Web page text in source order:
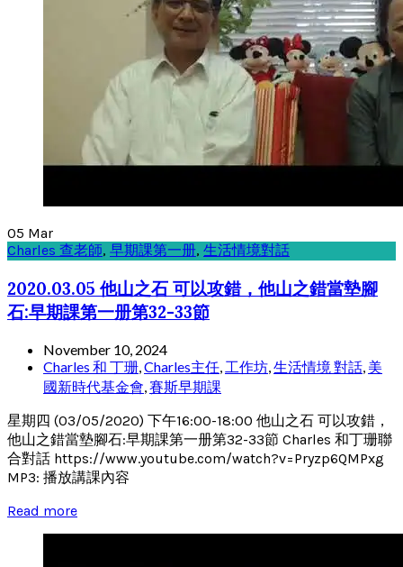
05 Mar
Charles 查老師, 早期課第一册, 生活情境對話
2020.03.05 他山之石 可以攻錯，他山之錯當墊腳
石:早期課第一册第32-33節
November 10, 2024
Charles 和 丁珊,Charles主任, 工作坊,生活情境 對話, 美
國新時代基金會,賽斯早期課
星期四 (03/05/2020) 下午16:00-18:00 他山之石 可以攻錯，
他山之錯當墊腳石:早期課第一册第32-33節 Charles 和丁珊聯
合對話 https://www.youtube.com/watch?v=Pryzp6QMPxg
MP3: 播放講課內容
Read more